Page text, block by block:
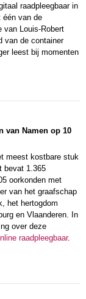
raadpleegbaar in
één van de
van Louis-Robert
van de container
leest bij momenten
van Namen op 10
meest kostbare stuk
bevat 1.365
oorkonden met
van het graafschap
het hertogdom
en Vlaanderen. In
over deze
raadpleegbaar.